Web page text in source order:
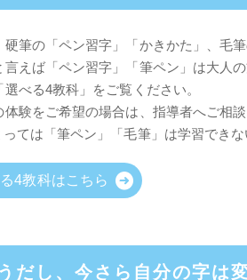
硬筆の「ペン習字」「かきかた」、毛
言えば「ペン習字」「筆ペン」は大人
べる4教科」をご覧ください。
験をご希望の場合は、指導者へご相談
ては「筆ペン」「毛筆」は学習できな
4教科はこちら
だし、今さら自分の字は